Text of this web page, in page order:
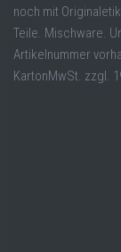
noch mit
Teile. Mischware.
Artikelnummer
KartonMwSt. zzgl.